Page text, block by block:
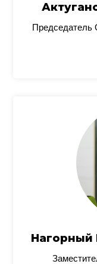
Председатель
Нагорный